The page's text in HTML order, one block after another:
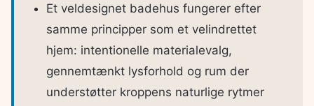
Et veldesignet badehus fungerer efter
samme principper som et velindrettet
hjem: intentionelle materialevalg,
gennemtænkt lysforhold og rum der
understøtter kroppens naturlige rytmer